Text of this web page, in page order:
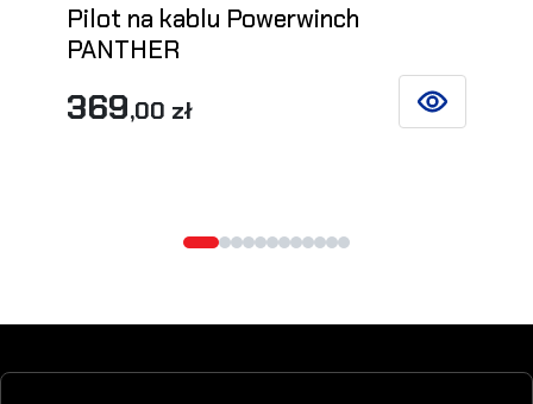
Pilot na kablu Powerwinch
PANTHER
369,00 zł ZOBACZ